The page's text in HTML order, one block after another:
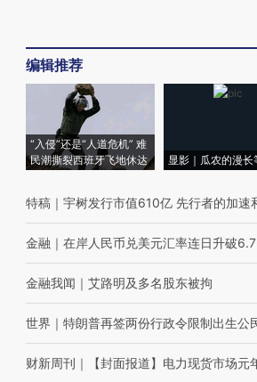
编辑推荐
“入侵”还是“人道危机” 难
民潮撕裂西班牙飞地休达
显影｜瓜农的漫长
特稿 ｜ 宇树发行市值610亿 先行者的加速
金融 ｜ 在岸人民币兑美元汇率连日升破
金融我闻 ｜ 艾路明及多名股东被拘
世界 ｜ 特朗普再签两份行政令限制出生公
财新周刊 ｜ 【封面报道】电力现货市场元